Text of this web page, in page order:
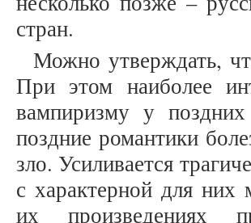
стран.
Можно утверждать,
При этом наиболее
вампиризму у
поздние романтики
зло. Усиливается
с характерной для них
их произведениях